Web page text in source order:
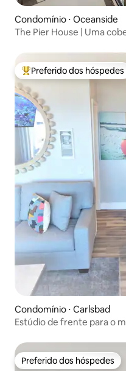
Condomínio ⋅ Oceanside
The Pier House | Uma
Entre os melhores
Preferido dos hóspedes
Condomínio ⋅ Carlsbad
Estúdio de frente para o
Preferido dos hóspedes
Preferido dos hóspedes